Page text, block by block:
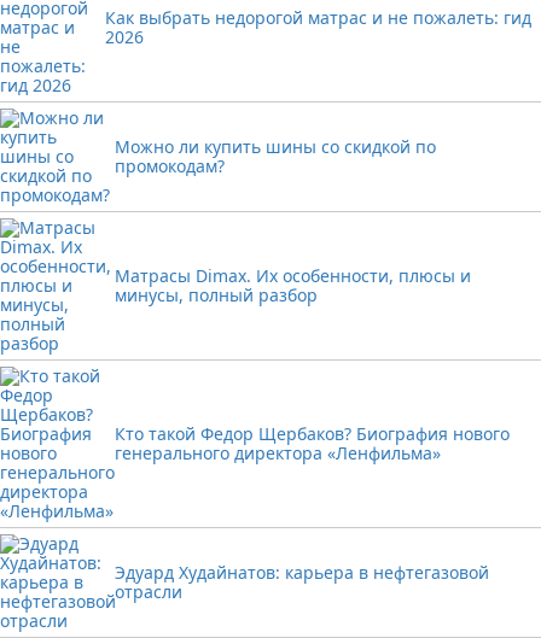
Как выбрать недорогой матрас и не пожалеть: гид
2026
Можно ли купить шины со скидкой по
промокодам?
Матрасы Dimax. Их особенности, плюсы и
минусы, полный разбор
Кто такой Федор Щербаков? Биография нового
генерального директора «Ленфильма»
Эдуард Худайнатов: карьера в нефтегазовой
отрасли